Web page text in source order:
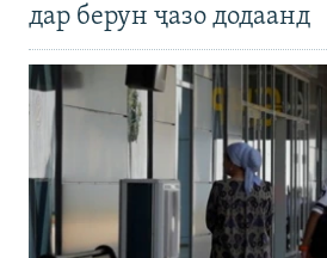
дар берун ҷазо додаанд